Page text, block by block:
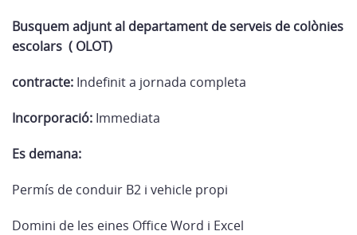
Busquem adjunt al departament de serveis de colònies
escolars ( OLOT)
contracte: Indefinit a jornada completa
Incorporació: Immediata
Es demana:
Permís de conduir B2 i vehicle propi
Domini de les eines Office Word i Excel